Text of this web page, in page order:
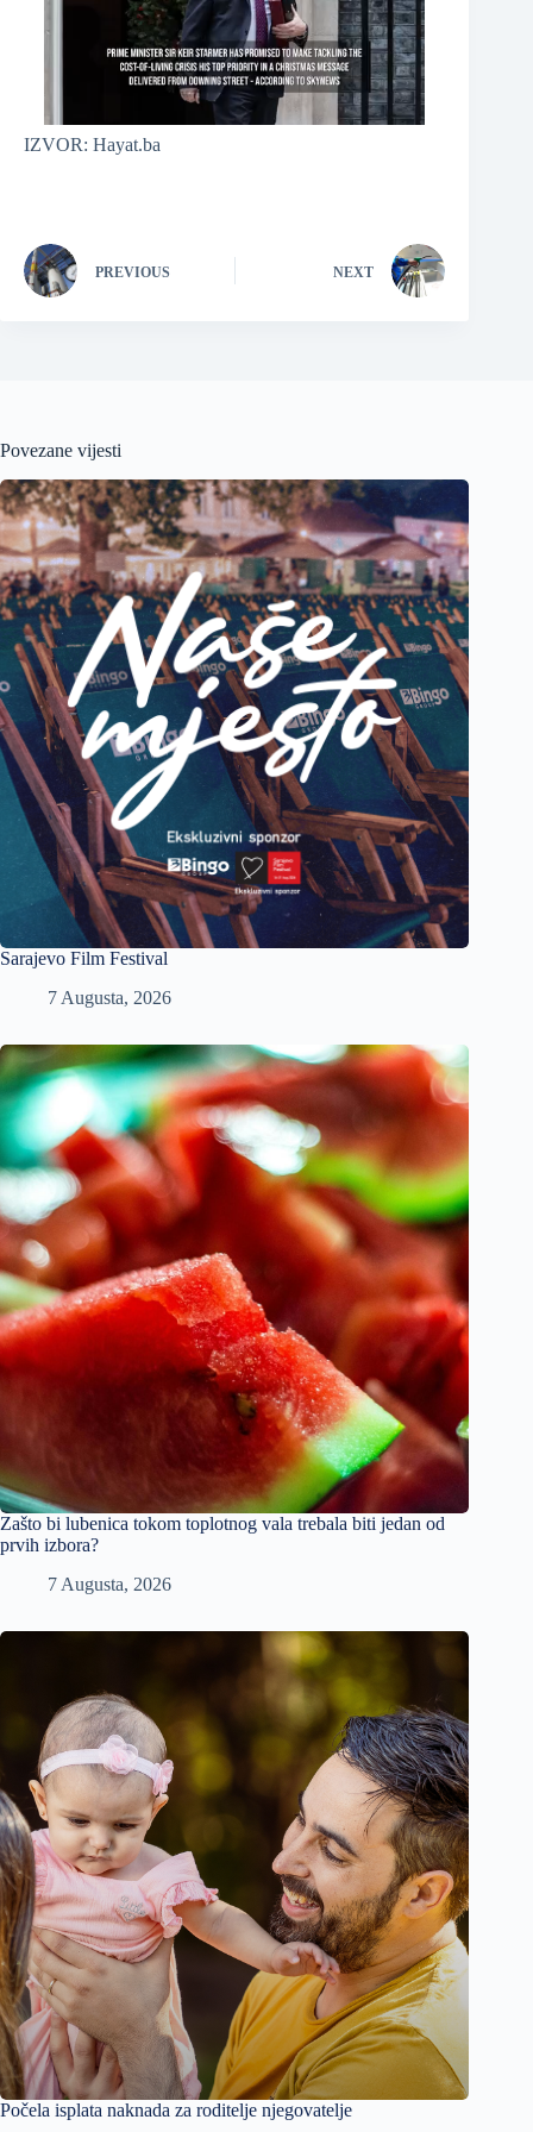
IZVOR: Hayat.ba
PREVIOUS NEXT
Povezane vijesti
Sarajevo Film Festival
7 Augusta, 2026
Zašto bi lubenica tokom toplotnog vala trebala biti jedan od
prvih izbora?
7 Augusta, 2026
Počela isplata naknada za roditelje njegovatelje